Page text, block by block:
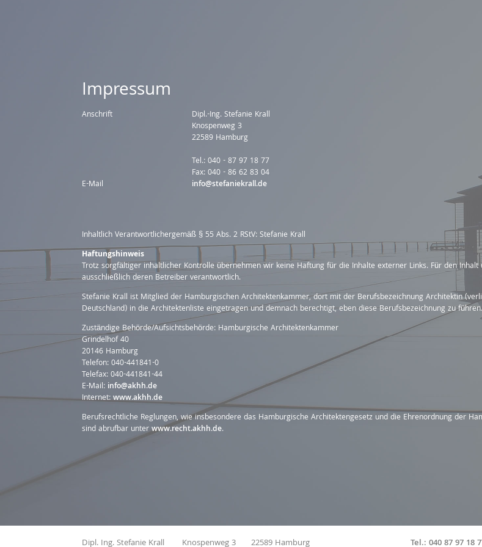
Impressum
Anschrift
Dipl.-Ing. Stefanie Krall
Knospenweg 3
22589 Hamburg
Tel.: 040 - 87 97 18 77
Fax: 040 - 86 62 83 04
E-Mail
info@stefaniekrall.de
Inhaltlich Verantwortlichergemäß § 55 Abs. 2 RStV: Stefanie Krall
Haftungshinweis
Trotz sorgfältiger inhaltlicher Kontrolle übernehmen wir keine Haftung für die Inhalte externer Links. Für den
ausschließlich deren Betreiber verantwortlich.
Stefanie Krall ist Mitglied der Hamburgischen Architektenkammer, dort mit der Berufsbezeichnung Architektin
Deutschland) in die Architektenliste eingetragen und demnach berechtigt, eben diese Berufsbezeichnung zu
Zuständige Behörde/Aufsichtsbehörde: Hamburgische Architektenkammer
Grindelhof 40
20146 Hamburg
Telefon: 040-441841-0
Telefax: 040-441841-44
E-Mail: info@akhh.de
Internet:www.akhh.de
Berufsrechtliche Reglungen, wie insbesondere das Hamburgische Architektengesetz und die Ehrenordnung der
sind abrufbar unterwww.recht.akhh.de.
Dipl. Ing. Stefanie Krall Knospenweg 3 22589 Hamburg Tel.: 040 87 97 18